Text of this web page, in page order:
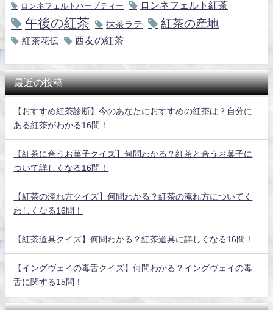
ロンネフェルトハーブティー ロンネフェルト紅茶
午後の紅茶 抹茶ラテ 紅茶の産地
紅茶花伝 西友の紅茶
最近の投稿
【おすすめ紅茶診断】今のあなたにおすすめの紅茶は？自分に
ある紅茶がわかる16問！
【紅茶に合うお菓子クイズ】何問わかる？紅茶と合うお菓子に
ついて詳しくなる16問！
【紅茶の淹れ方クイズ】何問わかる？紅茶の淹れ方についてく
わしくなる16問！
【紅茶道具クイズ】何問わかる？紅茶道具に詳しくなる16問！
【イングヴェイの毒舌クイズ】何問わかる？イングヴェイの毒
舌に関する15問！